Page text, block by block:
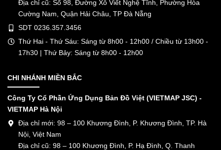
Địa chỉ cũ: Số 98, Đường Xô Viết Nghệ Tĩnh, Phường Hòa
Cường Nam, Quận Hải Châu, TP Đà Nẵng
SDT 0236.357.3456
Thứ Hai - Thứ Sáu: Sáng từ 8h00 - 12h00 / Chiều từ 13h00 -
17h30 | Thứ Bảy: Sáng từ 8h00 - 12h00
CHI NHÁNH MIỀN BẮC
Công Ty Cổ Phần Ứng Dụng Bản Đồ Việt (VIETMAP JSC) -
VIETMAP Hà Nội
Địa chỉ mới: 98 – 100 Khương Đình, P. Khương Đình, TP. Hà
Nội, Việt Nam
Địa chỉ cũ: 98 – 100 Khương Đình, P. Hạ Đình, Q. Thanh